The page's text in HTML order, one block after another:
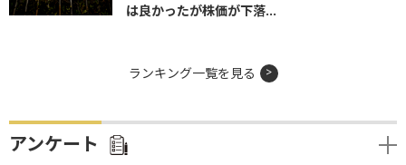
は良かったが株価が下落...
ランキング一覧を見る
アンケート